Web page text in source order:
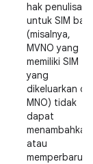
hak penulisan
untuk SIM baru
(misalnya,
MVNO yang
memiliki SIM
yang
dikeluarkan
MNO) tidak
dapat
menambahkan
atau
memperbarui